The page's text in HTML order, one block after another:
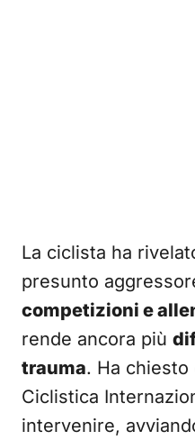
La ciclista ha
presunto
competizioni e
rende ancora più
trauma. Ha chiesto
Ciclistica
intervenire,